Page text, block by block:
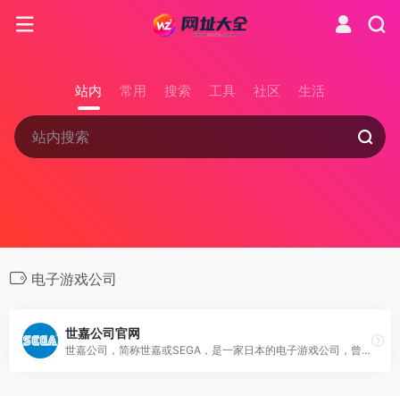
站内 常用 搜索 工具 社区 生活
电子游戏公司
世嘉公司官网
世嘉公司，简称世嘉或SEGA，是一家日本的电子游戏公司，曾是四大家用游戏机制造商之一，现在专注于游戏软件的生产并致力于研发大型街机相关软硬件，是世嘉飒美集团下的子公司。